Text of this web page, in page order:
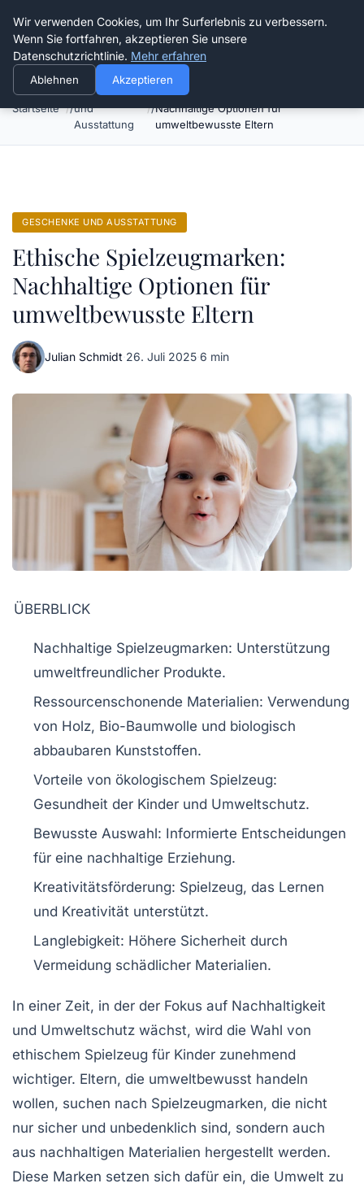
Verflixt-und-aufgetrennt.de
Startseite
Geschenke
und
Ausstattung
Ethische Spielzeugmarken:
Nachhaltige Optionen für
umweltbewusste Eltern
GESCHENKE UND AUSSTATTUNG
Ethische Spielzeugmarken:
Nachhaltige Optionen für
umweltbewusste Eltern
Julian Schmidt·26. Juli 2025·6 min
ÜBERBLICK
Nachhaltige Spielzeugmarken: Unterstützung
umweltfreundlicher Produkte.
Ressourcenschonende Materialien: Verwendung
von Holz, Bio-Baumwolle und biologisch
abbaubaren Kunststoffen.
Vorteile von ökologischem Spielzeug:
Gesundheit der Kinder und Umweltschutz.
Bewusste Auswahl: Informierte Entscheidungen
für eine nachhaltige Erziehung.
Kreativitätsförderung: Spielzeug, das Lernen
und Kreativität unterstützt.
Langlebigkeit: Höhere Sicherheit durch
Vermeidung schädlicher Materialien.
In einer Zeit, in der der Fokus auf Nachhaltigkeit
und Umweltschutz wächst, wird die Wahl von
ethischem Spielzeug für Kinder zunehmend
wichtiger. Eltern, die umweltbewusst handeln
wollen, suchen nach Spielzeugmarken, die nicht
nur sicher und unbedenklich sind, sondern auch
aus nachhaltigen Materialien hergestellt werden.
Diese Marken setzen sich dafür ein, die Umwelt zu
Wir verwenden Cookies, um Ihr Surferlebnis zu verbessern.
Wenn Sie fortfahren, akzeptieren Sie unsere
Datenschutzrichtlinie. Mehr erfahren
Ablehnen Akzeptieren